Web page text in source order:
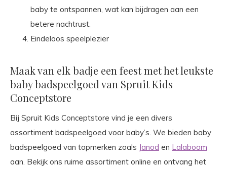
baby te ontspannen, wat kan bijdragen aan een
betere nachtrust.
Eindeloos speelplezier
Maak van elk badje een feest met het leukste
baby badspeelgoed van Spruit Kids
Conceptstore
Bij Spruit Kids Conceptstore vind je een divers
assortiment badspeelgoed voor baby’s. We bieden baby
badspeelgoed van topmerken zoals Janod en Lalaboom
aan. Bekijk ons ruime assortiment online en ontvang het